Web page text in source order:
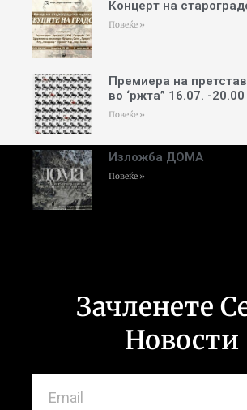
Концерт на
Повеќе »
Премиера на
во ‘ржта” 16.07. -20.00
Повеќе »
Изложба ДОМА
Повеќе »
Зачленете
Новости